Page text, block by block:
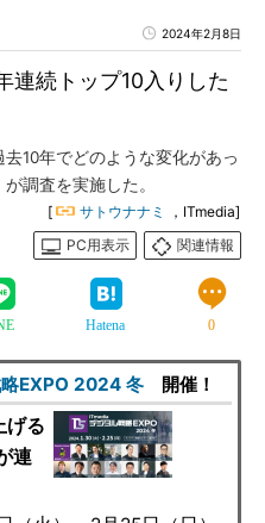
2024年2月8日
続トップ10入りした
去10年でどのような変化があっ
調査を実施した。
[ サトウナナミ
，ITmedia]
PC用表示
関連情報
Hatena 0
EXPO 2024 冬 開催！
げる
連